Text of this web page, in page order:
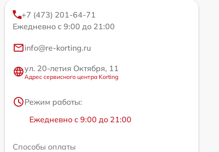
+7 (473) 201-64-71
Ежедневно с 9:00 до 21:00
info@re-korting.ru
ул. 20-летия Октября, 11
Адрес сервисного центра Korting
Режим работы:
Ежедневно с 9:00 до 21:00
Способы оплаты